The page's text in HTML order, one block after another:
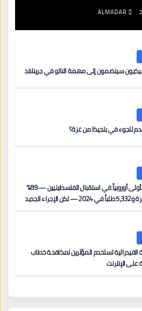
ALMADAR
سينضمون إلى مهمة الناتو في جرينلاند
للجوء في بلجيكا من غزة؟
بلجيكا: الأولى أوروبياً في استقبال الفلسطينيين — 89%
قبول لغزة و5,332 طلباً في 2024 — لكن الإجراء الجديد
الفيدرالية تستخدم المؤثرين لمكافحة خطاب
على الإنترنت